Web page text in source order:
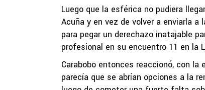
Luego que la esférica no pudiera
Acuña y en vez de volver a enviarla a
para pegar un derechazo inatajable
profesional en su encuentro 11 en la
Carabobo entonces reaccionó, con la
parecía que se abrían opciones a la